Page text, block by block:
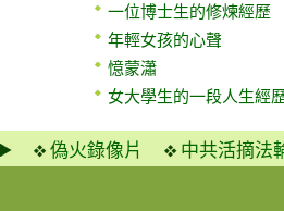
一位博士生的修煉經歷
年輕女孩的心聲
憶蒙瀟
女大學生的一段人生經
偽火錄像片 中共活摘法